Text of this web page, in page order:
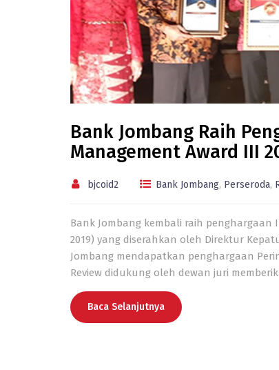
Bank Jombang Raih
Management Award III
bjcoid2 Bank Jombang, Perseroda,
Bank Jombang kembali raih penghargaan
2019) yang diserahkan oleh Direktur
Jombang mendapatkan penghargaan
Review didukung oleh dewan juri
Baca Selanjutnya